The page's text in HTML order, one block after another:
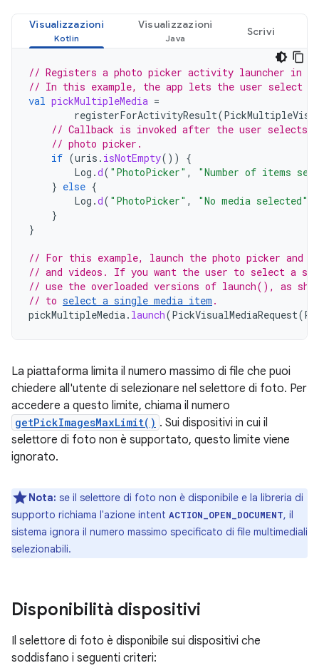
Visualizzazioni Visualizzazioni
Scrivi
// Registers a photo picker activity launcher in
// In this example, the app lets the user select
val pickMultipleMedia =
registerForActivityResult(
// Callback is invoked after the user selects
// photo picker.
if (uris . isNotEmpty())
{
Log .d( "PhotoPicker" ,
"Number of items
} else {
Log .d( "PhotoPicker" , "No media selected"
}
}
// For this example, launch the photo picker and
// and videos. If you want the user to select a
// use the overloaded versions of launch(), as
// to select a single media item .
pickMultipleMedia. launch(PickVisualMediaRequest(
La piattaforma limita il numero massimo di file che puoi
chiedere all'utente di selezionare nel selettore di foto. Per
accedere a questo limite, chiama il numero
getPickImagesMaxLimit() . Sui dispositivi in cui il
selettore di foto non è supportato, questo limite viene
ignorato.
Nota: se il selettore di foto non è disponibile e la libreria di
supporto richiama l'azione intent ACTION_OPEN_DOCUMENT, il
sistema ignora il numero massimo specificato di file multimediali
selezionabili.
Disponibilità dispositivi
Il selettore di foto è disponibile sui dispositivi che
soddisfano i seguenti criteri: